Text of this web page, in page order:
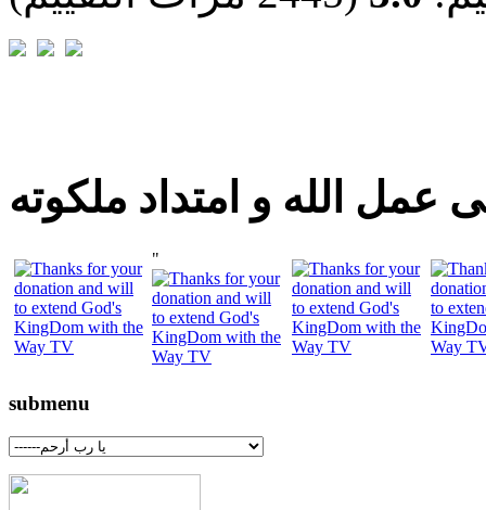
عمل الله و امتداد ملكوته
"
submenu